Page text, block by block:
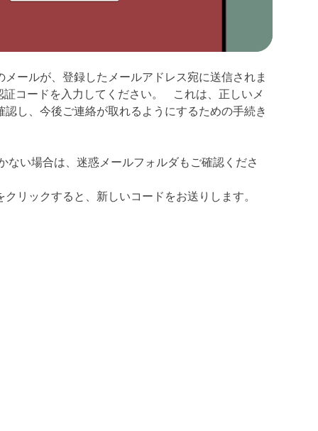
ールが、登録したメールアドレス宛に送信されま
コードを入力してください。 これは、正しいメ
し、今後ご連絡が取れるようにするための手続き
い場合は、迷惑メールフォルダもご確認くださ
リックすると、新しいコードをお送りします。